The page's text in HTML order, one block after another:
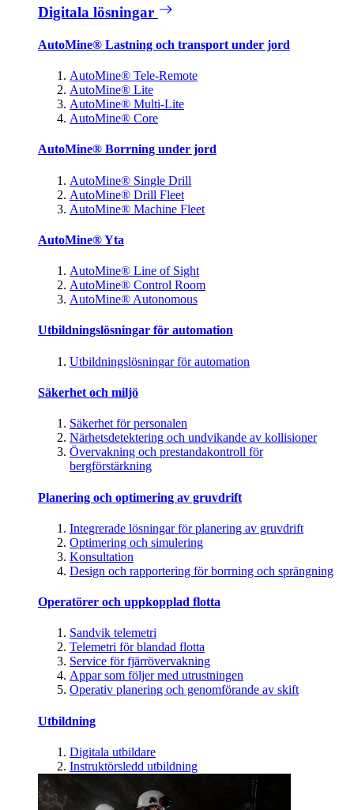
Digitala lösningar
AutoMine® Lastning och transport under jord
AutoMine® Tele-Remote
AutoMine® Lite
AutoMine® Multi-Lite
AutoMine® Core
AutoMine® Borrning under jord
AutoMine® Single Drill
AutoMine® Drill Fleet
AutoMine® Machine Fleet
AutoMine® Yta
AutoMine® Line of Sight
AutoMine® Control Room
AutoMine® Autonomous
Utbildningslösningar för automation
Utbildningslösningar för automation
Säkerhet och miljö
Säkerhet för personalen
Närhetsdetektering och undvikande av kollisioner
Övervakning och prestandakontroll för
bergförstärkning
Planering och optimering av gruvdrift
Integrerade lösningar för planering av gruvdrift
Optimering och simulering
Konsultation
Design och rapportering för borrning och sprängning
Operatörer och uppkopplad flotta
Sandvik telemetri
Telemetri för blandad flotta
Service för fjärrövervakning
Appar som följer med utrustningen
Operativ planering och genomförande av skift
Utbildning
Digitala utbildare
Instruktörsledd utbildning